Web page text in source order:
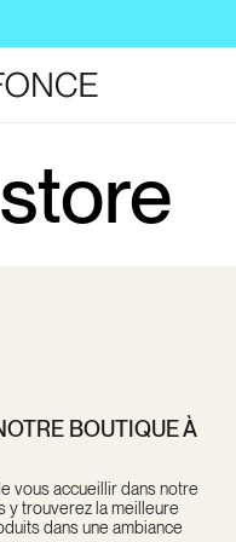
BOUTIQUE À
vous accueillir dans notre
y trouverez la meilleure
dans une ambiance